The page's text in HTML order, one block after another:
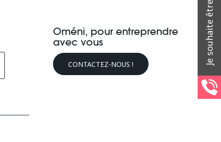
Oméni, pour entreprendre
avec vous
CONTACTEZ-NOUS !